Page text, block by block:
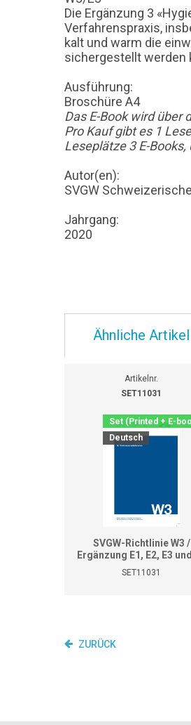
Die Ergänzung 3
Verfahrenspraxis,
kalt und warm die
sichergestellt werden
Ausführung:
Broschüre A4
Das E-Book wird über
Pro Kauf gibt es 1
Leseplätze 3 E-Books,
Autor(en):
SVGW
Jahrgang:
2020
Ähnliche Artikel
Artikelnr.
SET11031
Set (Printed + E-
Deutsch
SVGW-Richtlinie W3 /
Ergänzung E1, E2, E3
SET11031
ZURÜCK